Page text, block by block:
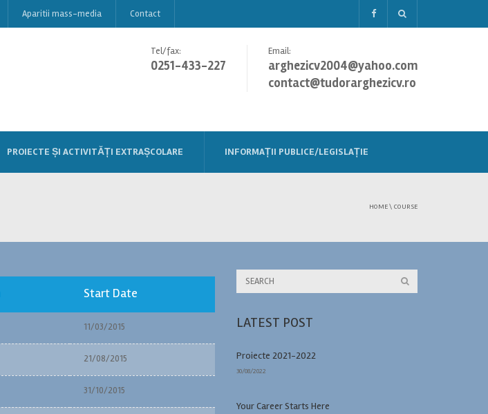
Aparitii mass-media Contact
Tel/fax:
0251-433-227
Email:
arghezicv2004@yahoo.com
contact@tudorarghezicv.ro
PROIECTE ȘI ACTIVITĂȚI EXTRAȘCOLARE INFORMAȚII PUBLICE/LEGISLAȚIE
HOME\ COURSE
Start Date
11/03/2015
21/08/2015
31/10/2015
LATEST POST
Proiecte 2021-2022
30/08/2022
Your Career Starts Here